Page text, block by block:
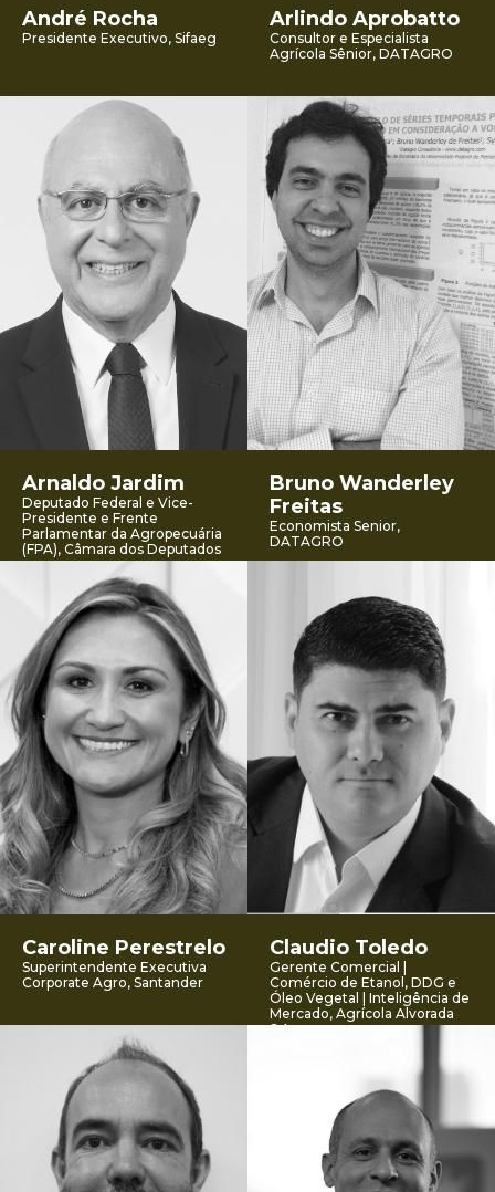
André Rocha
Presidente Executivo, Sifaeg
Arlindo Aprobatto
Consultor e Especialista
Agrícola Sênior, DATAGRO
Arnaldo Jardim
Deputado Federal e Vice-
Presidente e Frente
Parlamentar da Agropecuária
(FPA), Câmara dos Deputados
Bruno Wanderley
Freitas
Economista Senior,
DATAGRO
Caroline Perestrelo
Superintendente Executiva
Corporate Agro, Santander
Claudio Toledo
Gerente Comercial |
Comércio de Etanol, DDG e
Óleo Vegetal | Inteligência de
Mercado, Agrícola Alvorada
S.A.